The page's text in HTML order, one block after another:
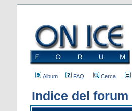
Album FAQ Cerca
Indice del forum